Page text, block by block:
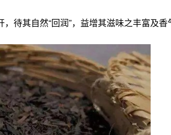
，待其自然“回润”，益增其滋味之丰富及香